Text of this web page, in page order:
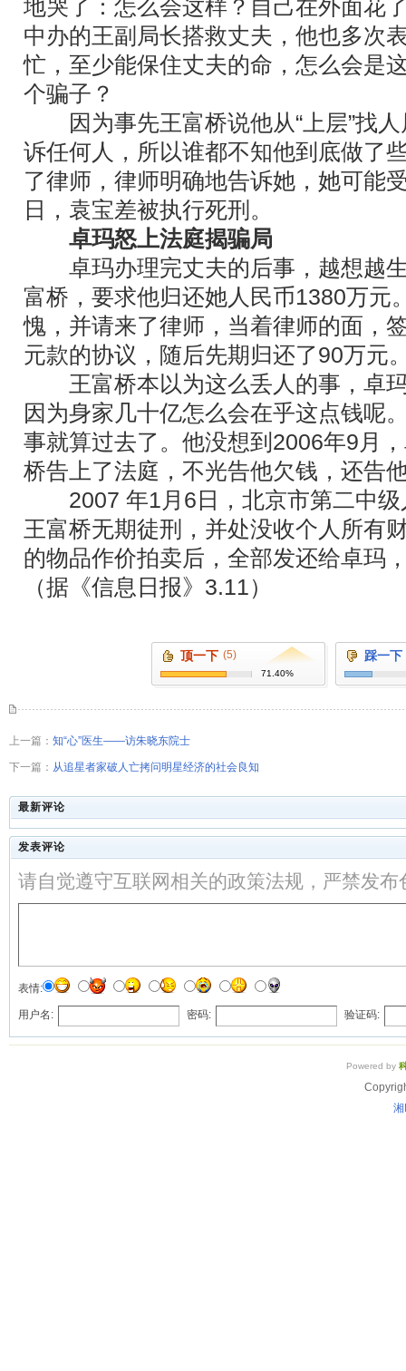
地哭了：怎么会这样？自己在外面花
中办的王副局长搭救丈夫，他也多次
忙，至少能保住丈夫的命，怎么会是
个骗子？
因为事先王富桥说他从“上层”找人
诉任何人，所以谁都不知他到底做了
了律师，律师明确地告诉她，她可能
日，袁宝差被执行死刑。
卓玛怒上法庭揭骗局
卓玛办理完丈夫的后事，越想越生
富桥，要求他归还她人民币1380万元
愧，并请来了律师，当着律师的面，
元款的协议，随后先期归还了90万元
王富桥本以为这么丢人的事，卓玛
因为身家几十亿怎么会在乎这点钱呢
事就算过去了。他没想到2006年9月
桥告上了法庭，不光告他欠钱，还告
2007 年1月6日，北京市第二中级
王富桥无期徒刑，并处没收个人所有
的物品作价拍卖后，全部发还给卓玛
（据《信息日报》3.11）
顶一下 (5)
71.40%
踩一下
上一篇： 知“心”医生――访朱晓东院士
下一篇： 从追星者家破人亡拷问明星经济的社会良知
最新评论
发表评论
请自觉遵守互联网相关的政策法规，严禁发
表情:
用户名: 密码: 验证码:
Powered by